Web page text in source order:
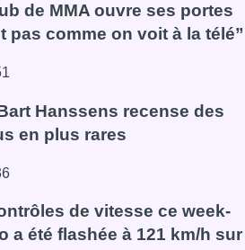
de MMA ouvre ses portes
pas comme on voit à la télé”
club de MMA ouvre ses portes à
Hanssens recense des
en plus rares
Bart Hanssens recense des
de vitesse ce week-
a été flashée à 121 km/h sur